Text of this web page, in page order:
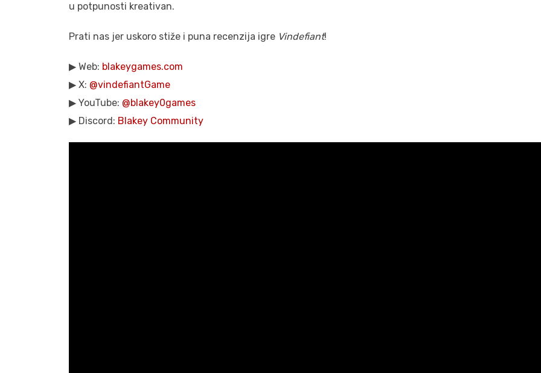
u potpunosti kreativan.
Prati nas jer uskoro stiže i puna recenzija igre Vindefiant!
▶ Web: blakeygames.com
▶ X: @vindefiantGame
▶ YouTube: @blakey0games
▶ Discord: Blakey Community